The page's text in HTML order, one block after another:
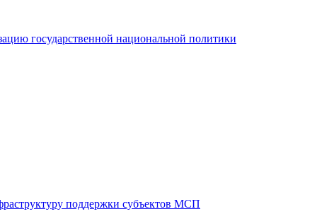
государственной национальной политики
поддержки субъектов МСП